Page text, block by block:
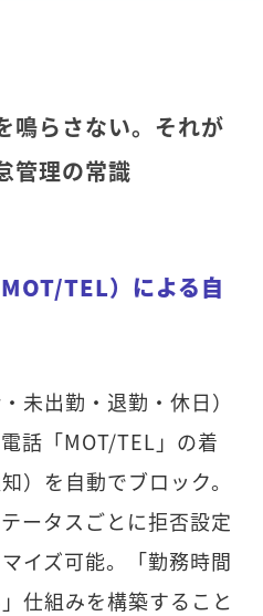
鳴らさない。それが
管理の常識
TEL）による自
未出勤・退勤・休日）
話「MOT/TEL」の着
）を自動でブロック。
ータスごとに拒否設定
イズ可能。「勤務時間
仕組みを構築すること